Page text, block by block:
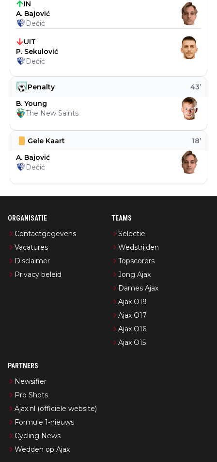
Gele Kaart 18’
A. Bajović
Dečić
Penalty 43’
B. Young
The New Saints
IN
A. Bajović
Dečić
UIT
P. Sekulović
Dečić
ORGANISATIE
Contactgegevens
Vacatures
Disclaimer
Privacy beleid
TEAMS
Selectie
Wedstrijden
Topscorers
Jong Ajax
Dames Ajax
Ajax O19
Ajax O17
Ajax O16
Ajax O15
PARTNERS
Newsifier
Pro Shots
Ajax.nl (officiële website)
Formule 1-nieuws
Cycling News
Wedden op Ajax